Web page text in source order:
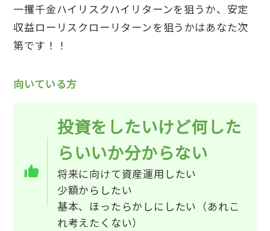
一攫千金ハイリスクハイリターンを狙うか、安定
収益ローリスクローリターンを狙うかはあなた次
第です！！
向いている方
投資をしたいけど何した
らいいか分からない
将来に向けて資産運用したい
少額からしたい
基本、ほったらかしにしたい（あれこ
れ考えたくない）